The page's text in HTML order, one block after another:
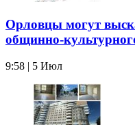
Орловцы могут
общинно-
9:58 | 5 Июл